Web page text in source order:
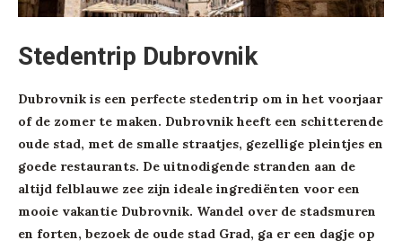
Stedentrip Dubrovnik
Dubrovnik is een perfecte stedentrip om in het voorjaar
of de zomer te maken. Dubrovnik heeft een schitterende
oude stad, met de smalle straatjes, gezellige pleintjes en
goede restaurants. De uitnodigende stranden aan de
altijd felblauwe zee zijn ideale ingrediënten voor een
mooie vakantie Dubrovnik. Wandel over de stadsmuren
en forten, bezoek de oude stad Grad, ga er een dagje op